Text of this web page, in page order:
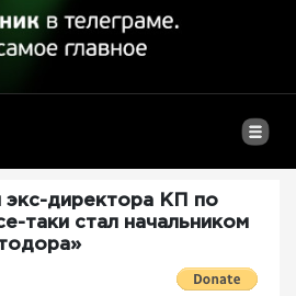
экс-директора КП по
таки стал начальником